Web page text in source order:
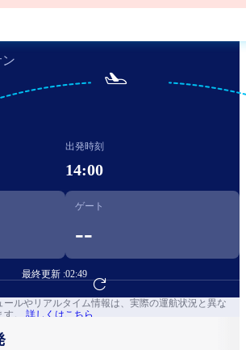

出発時刻
14:00
ゲート
--
最終更新 :02:49
フライト予約へ
ールやリアルタイム情報は、実際の運航状況と異な
。 詳しくはこちら